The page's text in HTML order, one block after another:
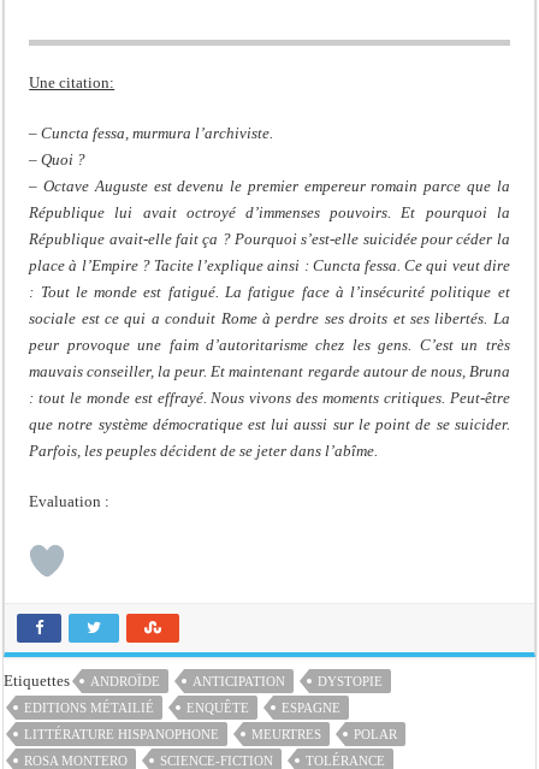
Une citation:
– Cuncta fessa, murmura l’archiviste.
– Quoi ?
– Octave Auguste est devenu le premier empereur romain parce que la
République lui avait octroyé d’immenses pouvoirs. Et pourquoi la
République avait-elle fait ça ? Pourquoi s’est-elle suicidée pour céder la
place à l’Empire ? Tacite l’explique ainsi : Cuncta fessa. Ce qui veut dire
: Tout le monde est fatigué. La fatigue face à l’insécurité politique et
sociale est ce qui a conduit Rome à perdre ses droits et ses libertés. La
peur provoque une faim d’autoritarisme chez les gens. C’est un très
mauvais conseiller, la peur. Et maintenant regarde autour de nous, Bruna
: tout le monde est effrayé. Nous vivons des moments critiques. Peut-être
que notre système démocratique est lui aussi sur le point de se suicider.
Parfois, les peuples décident de se jeter dans l’abîme.
Evaluation :
Etiquettes ANDROÏDE ANTICIPATION
DYSTOPIE
EDITIONS MÉTAILIÉ
ENQUÊTE
ESPAGNE
LITTÉRATURE HISPANOPHONE
MEURTRES
POLAR
ROSA MONTERO
SCIENCE-FICTION TOLÉRANCE